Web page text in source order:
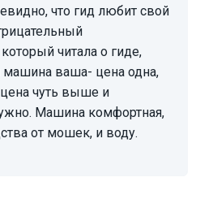
что гид любит свой
читала о гиде,
машина ваша- цена одна,
чуть выше и
Машина комфортная,
от мошек, и воду.